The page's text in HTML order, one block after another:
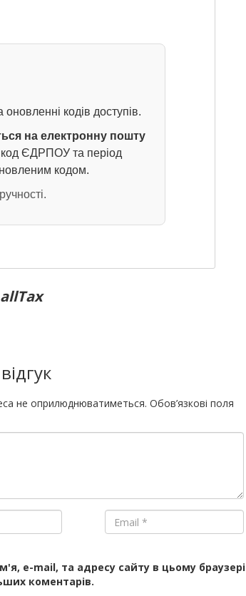
кодів доступів.
на електронну пошту
код ЄДРПОУ та період
кодом.
не оприлюднюватиметься. Обов’язкові поля
e-mail, та адресу сайту в цьому браузері
коментарів.